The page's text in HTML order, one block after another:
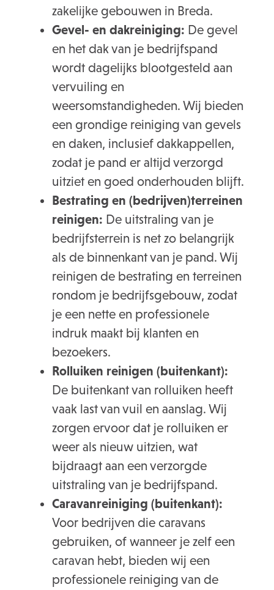
zakelijke gebouwen in Breda.
Gevel- en dakreiniging: De gevel
en het dak van je bedrijfspand
wordt dagelijks blootgesteld aan
vervuiling en
weersomstandigheden. Wij bieden
een grondige reiniging van gevels
en daken, inclusief dakkappellen,
zodat je pand er altijd verzorgd
uitziet en goed onderhouden blijft.
Bestrating en (bedrijven)terreinen
reinigen: De uitstraling van je
bedrijfsterrein is net zo belangrijk
als de binnenkant van je pand. Wij
reinigen de bestrating en terreinen
rondom je bedrijfsgebouw, zodat
je een nette en professionele
indruk maakt bij klanten en
bezoekers.
Rolluiken reinigen (buitenkant):
De buitenkant van rolluiken heeft
vaak last van vuil en aanslag. Wij
zorgen ervoor dat je rolluiken er
weer als nieuw uitzien, wat
bijdraagt aan een verzorgde
uitstraling van je bedrijfspand.
Caravanreiniging (buitenkant):
Voor bedrijven die caravans
gebruiken, of wanneer je zelf een
caravan hebt, bieden wij een
professionele reiniging van de